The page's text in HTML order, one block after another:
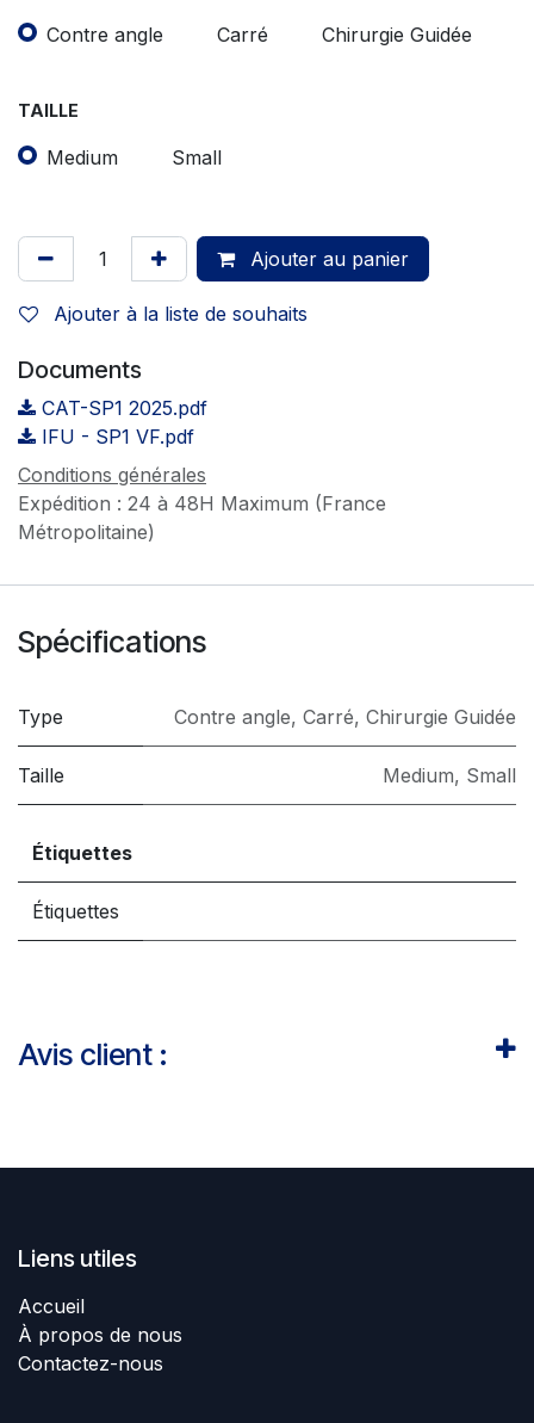
Contre angle Carré Chirurgie Guidée
TAILLE
Medium Small
Ajouter au panier
Ajouter à la liste de souhaits
Documents
CAT-SP1 2025.pdf
IFU - SP1 VF.pdf
Conditions générales
Expédition : 24 à 48H Maximum (France
Métropolitaine)
Spécifications
Type Contre angle, Carré, Chirurgie Guidée
Taille Medium, Small
Étiquettes
Étiquettes
Avis client :
Liens utiles
Accueil
À propos de nous
Contactez-nous